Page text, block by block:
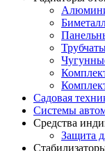
Садовая
Системы
Средства
Защита